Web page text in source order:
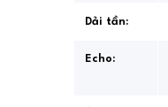
Dải tần:
Echo: